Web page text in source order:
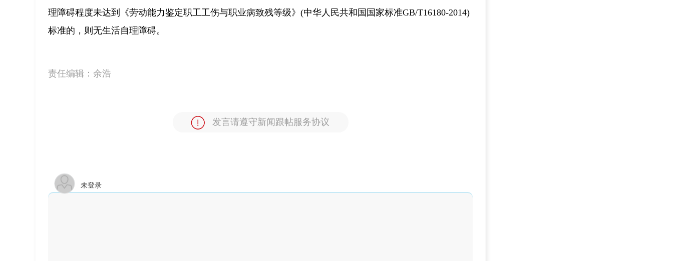
理障碍程度未达到《劳动能力鉴定职工工伤与职业病致残等级》(中华人民共和国国家标准GB/T16180-2014)
标准的，则无生活自理障碍。
责任编辑： 余浩
发言请遵守新闻跟帖服务协议
未登录